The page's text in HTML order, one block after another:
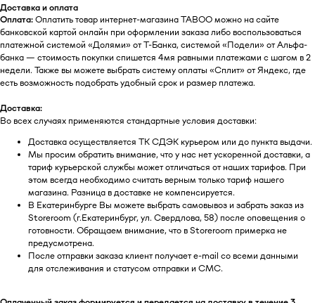
Доставка и оплата
Оплата:Оплатить товар интернет-магазина TABOO можно на сайте
банковской картой онлайн при оформлении заказа либо воспользоваться
платежной системой «Долями» от Т-Банка, системой «Подели» от Альфа-
банка — стоимость покупки спишется 4мя равными платежами с шагом в 2
недели. Также вы можете выбрать систему оплаты «Сплит» от Яндекс, где
есть возможность подобрать удобный срок и размер платежа.
Доставка:
Во всех случаях применяются стандартные условия доставки:
Доставка осуществляется ТК СДЭК курьером или до пункта выдачи.
Мы просим обратить внимание, что у нас нет ускоренной доставки, а
тариф курьерской службы может отличаться от наших тарифов. При
этом всегда необходимо считать верным только тариф нашего
магазина. Разница в доставке не компенсируется.
В Екатеринбурге Вы можете выбрать самовывоз и забрать заказ из
Storeroom (г.Екатеринбург, ул. Свердлова, 58) после оповещения о
готовности. Обращаем внимание, что в Storeroom примерка не
предусмотрена.
После отправки заказа клиент получает e-mail со всеми данными
для отслеживания и статусом отправки и СМС.
БУДЬТЕ В КУРСЕ НАШИХ
НОВИНОК И АКЦИЙ
Подпишитесь на нашу рассылку и
получайте уведомления о наших
скидках и новых поступлениях
Я даю согласие на обработку
персональных данных в
соответствиис политикой
конфиденциальности
Я даю согласие на получение